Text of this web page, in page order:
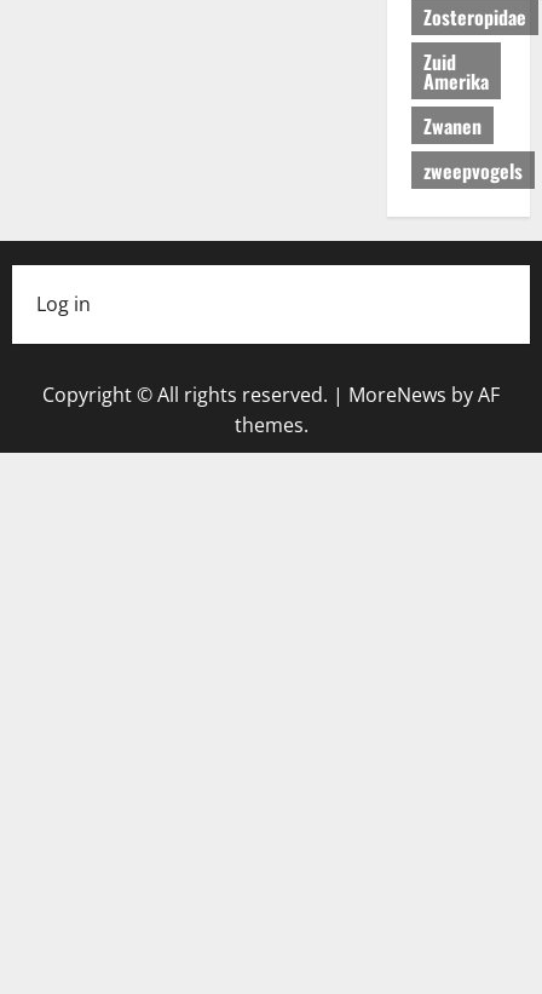
Zosteropidae
Zuid
Amerika
Zwanen
zweepvogels
Log in
Copyright © All rights reserved. | MoreNews by AF
themes.